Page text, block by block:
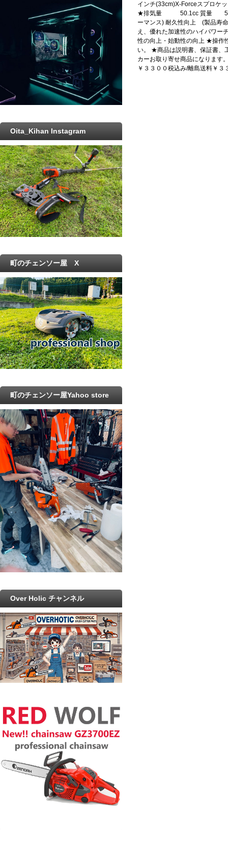
インチ(33cm)X-Forceスプロケ
★排気量 50.1cc 質量 5.3Kg
ーマンス) 耐久性向上 (製品
え、優れた加速性のハイパワ
性の向上・始動性の向上 ★操
い。 ★商品は説明書、保証書、
カーお取り寄せ商品になりま
￥３３００税込み/離島送料￥３
Oita_Kihan Instagram
町のチェンソー屋 X
町のチェンソー屋Yahoo store
Over Holic チャンネル